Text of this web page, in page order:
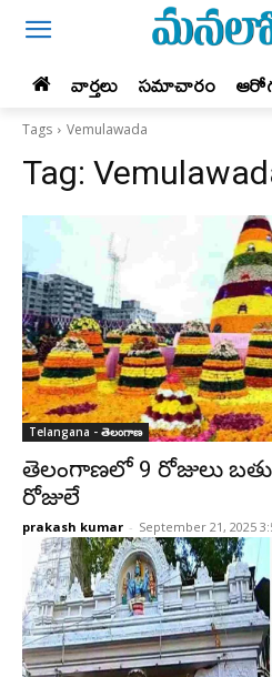
వార్తలు సమాచారం
Tags Vemulawada
Tag:
Telangana - తెలంగాణ
తెలంగాణ‌లో 9 రోజులు
రోజులే
prakash kumar - September 21, 2025